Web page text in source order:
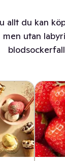
allt du kan
men utan